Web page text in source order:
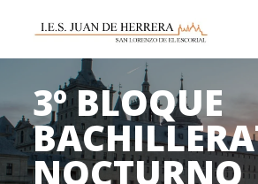
3º BLOQUE
NOCTURNO